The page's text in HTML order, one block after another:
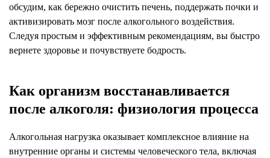
обсудим, как бережно очистить печень, поддержать почки и
активизировать мозг после алкогольного воздействия.
Следуя простым и эффективным рекомендациям, вы быстро
вернете здоровье и почувствуете бодрость.
Как организм восстанавливается
после алкоголя: физиология процесса
Алкогольная нагрузка оказывает комплексное влияние на
внутренние органы и системы человеческого тела, включая